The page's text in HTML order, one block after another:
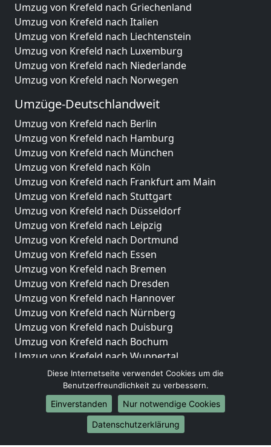
Umzug von Krefeld nach Griechenland
Umzug von Krefeld nach Italien
Umzug von Krefeld nach Liechtenstein
Umzug von Krefeld nach Luxemburg
Umzug von Krefeld nach Niederlande
Umzug von Krefeld nach Norwegen
Umzüge-Deutschlandweit
Umzug von Krefeld nach Berlin
Umzug von Krefeld nach Hamburg
Umzug von Krefeld nach München
Umzug von Krefeld nach Köln
Umzug von Krefeld nach Frankfurt am Main
Umzug von Krefeld nach Stuttgart
Umzug von Krefeld nach Düsseldorf
Umzug von Krefeld nach Leipzig
Umzug von Krefeld nach Dortmund
Umzug von Krefeld nach Essen
Umzug von Krefeld nach Bremen
Umzug von Krefeld nach Dresden
Umzug von Krefeld nach Hannover
Umzug von Krefeld nach Nürnberg
Umzug von Krefeld nach Duisburg
Umzug von Krefeld nach Bochum
Umzug von Krefeld nach Wuppertal
Umzug von Krefeld nach Bielefeld
Umzug von Krefeld nach Bonn
Umzug von Krefeld nach Münster
Internationale-Umzüge
Umzug von Krefeld nach Brasilien
Diese Internetseite verwendet Cookies um die
Benutzerfreundlichkeit zu verbessern.
Einverstanden
Nur notwendige Cookies
Datenschutzerklärung